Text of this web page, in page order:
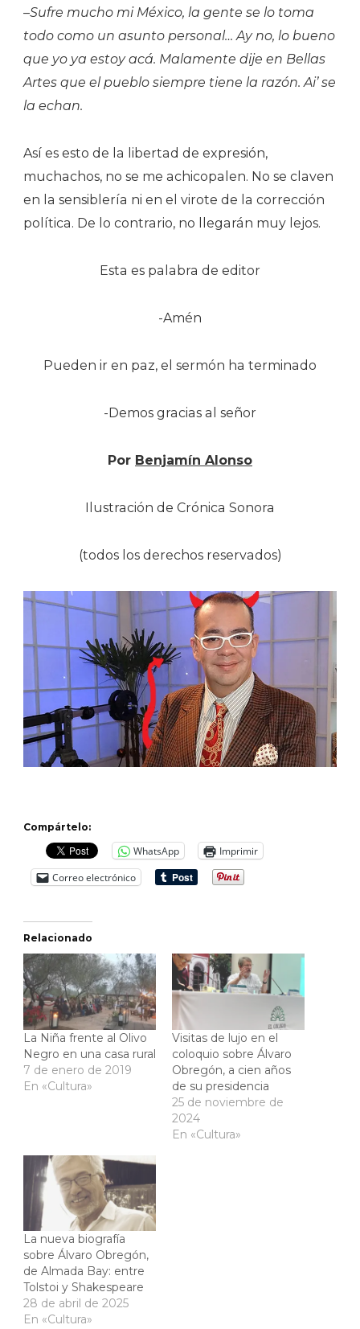
–Sufre mucho mi México, la gente se lo toma
todo como un asunto personal… Ay no, lo bueno
que yo ya estoy acá. Malamente dije en Bellas
Artes que el pueblo siempre tiene la razón. Ai’ se
la echan.
Así es esto de la libertad de expresión,
muchachos, no se me achicopalen. No se claven
en la sensiblería ni en el virote de la corrección
política. De lo contrario, no llegarán muy lejos.
Esta es palabra de editor
-Amén
Pueden ir en paz, el sermón ha terminado
-Demos gracias al señor
Por Benjamín Alonso
Ilustración de Crónica Sonora
(todos los derechos reservados)
Compártelo:
WhatsApp
Imprimir
Correo electrónico
Relacionado
La Niña frente al Olivo
Negro en una casa rural
7 de enero de 2019
En «Cultura»
Visitas de lujo en el
coloquio sobre Álvaro
Obregón, a cien años
de su presidencia
25 de noviembre de
2024
En «Cultura»
La nueva biografía
sobre Álvaro Obregón,
de Almada Bay: entre
Tolstoi y Shakespeare
28 de abril de 2025
En «Cultura»